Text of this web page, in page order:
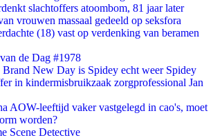
slachtoffers atoombom, 81 jaar later
vrouwen massaal gedeeld op seksfora
(18) vast op verdenking van beramen
de Dag #1978
New Day is Spidey echt weer Spidey
in kindermisbruikzaak zorgprofessional Jan
AOW-leeftijd vaker vastgelegd in cao's, moet
worden?
Scene Detective